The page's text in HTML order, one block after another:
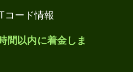
コード情報
間以内に着金しま